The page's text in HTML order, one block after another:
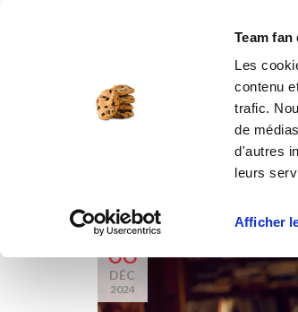
Team fan
Les
contenu
trafic.
de
d'autres
leurs
Afficher
08
DÉC
2024